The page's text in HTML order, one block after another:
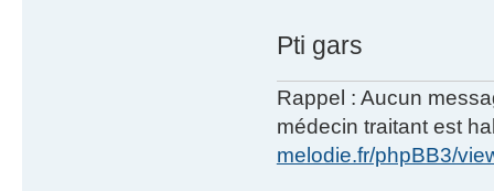
Pti gars
Rappel : Aucun
médecin traitant est
melodie.fr/phpBB3/